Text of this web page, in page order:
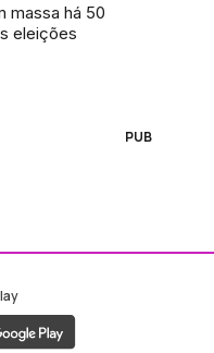
massa há 50
eleições
PUB